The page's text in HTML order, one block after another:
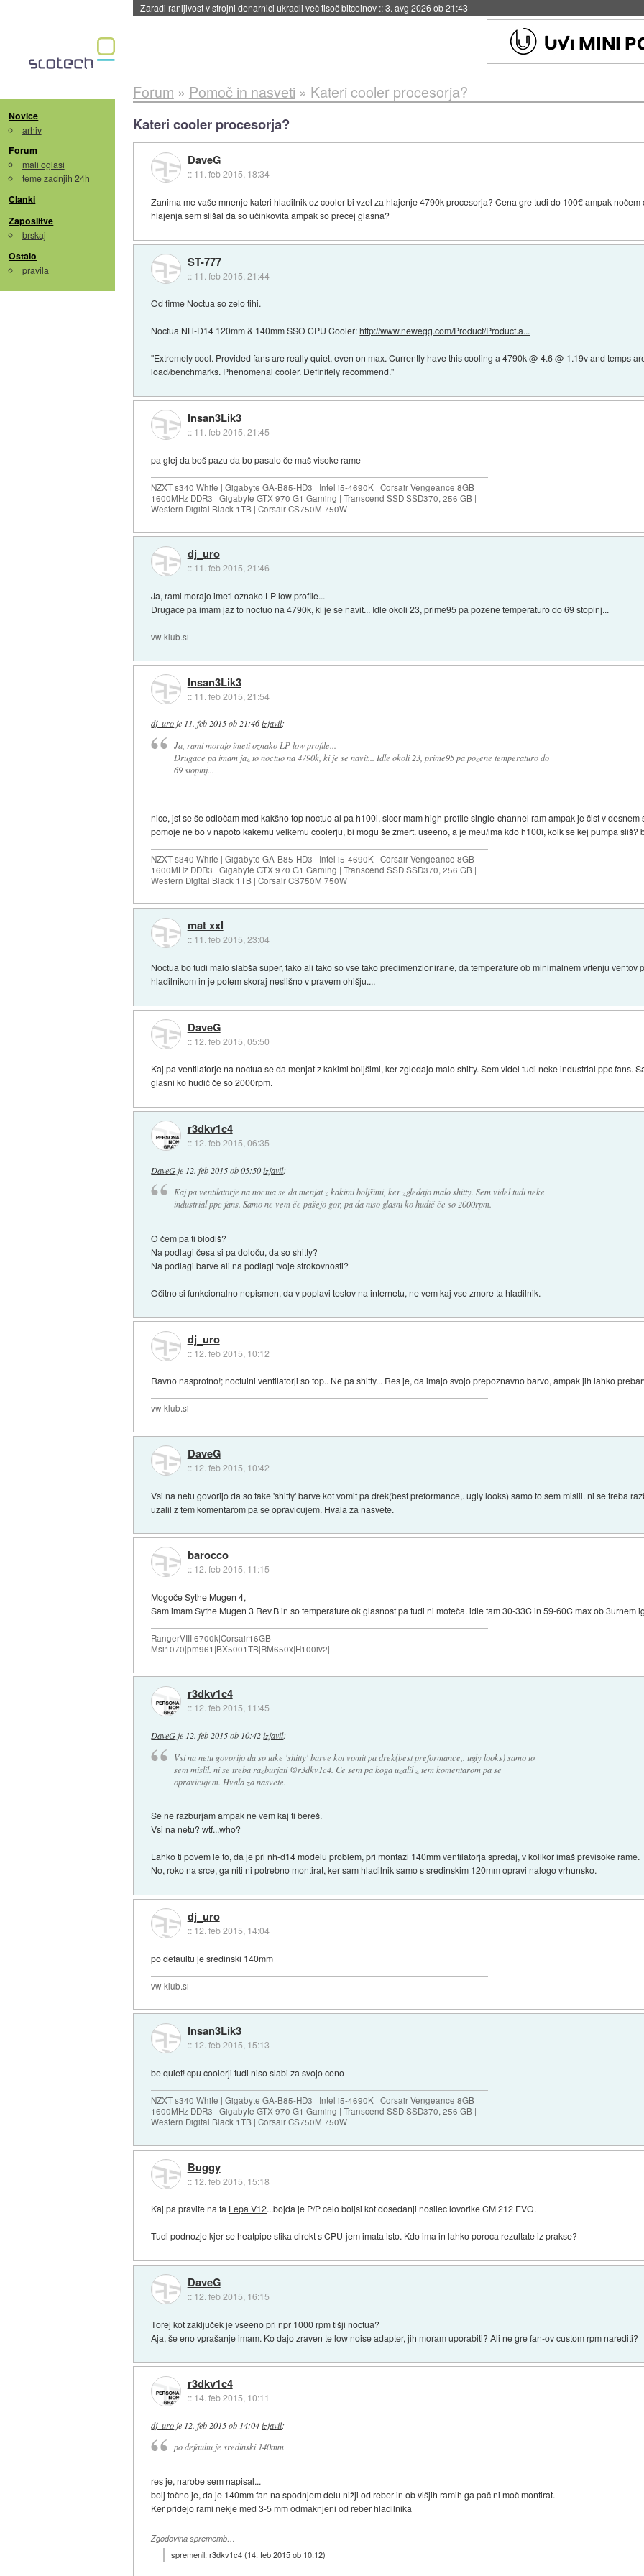
Zaradi ranljivost v strojni denarnici ukradli več tisoč bitcoinov ::3. avg 2026 ob 21:43
Novice
arhiv
Forum
mali oglasi
teme zadnjih 24h
Članki
Zaposlitve
brskaj
Ostalo
pravila
Forum » Pomoč in nasveti » Kateri cooler procesorja?
Kateri cooler procesorja?
DaveG
:: 11. feb 2015, 18:34
Zanima me vaše mnenje kateri hladilnik oz cooler bi vzel za hlajenje 4790k procesorja? Cena gre tudi do 100€ ampak
hlajenja sem slišal da so učinkovita ampak so precej glasna?
ST-777
:: 11. feb 2015, 21:44
Od firme Noctua so zelo tihi.
Noctua NH-D14 120mm & 140mm SSO CPU Cooler:http://www.newegg.com/Product/Product.a...
"Extremely cool. Provided fans are really quiet, even on max. Currently have this cooling a 4790k @ 4.6 @ 1.19v and temps
load/benchmarks. Phenomenal cooler. Definitely recommend."
Insan3Lik3
:: 11. feb 2015, 21:45
pa glej da boš pazu da bo pasalo če maš visoke rame
NZXT s340 White | Gigabyte GA-B85-HD3 | Intel i5-4690K | Corsair Vengeance 8GB
1600MHz DDR3 | Gigabyte GTX 970 G1 Gaming | Transcend SSD SSD370, 256 GB |
Western Digital Black 1TB | Corsair CS750M 750W
dj_uro
:: 11. feb 2015, 21:46
Ja, rami morajo imeti oznako LP low profile...
Drugace pa imam jaz to noctuo na 4790k, ki je se navit... Idle okoli 23, prime95 pa pozene temperaturo do 69 stopinj...
vw-klub.si
Insan3Lik3
:: 11. feb 2015, 21:54
dj_uroje 11. feb 2015 ob 21:46 izjavil:
Ja, rami morajo imeti oznako LP low profile...
Drugace pa imam jaz to noctuo na 4790k, ki je se navit... Idle okoli 23, prime95 pa pozene temperaturo do
69 stopinj...
nice, jst se še odločam med kakšno top noctuo al pa h100i, sicer mam high profile single-channel ram ampak je čist v desnem
pomoje ne bo v napoto kakemu velkemu coolerju, bi mogu še zmert. useeno, a je meu/ima kdo h100i, kolk se kej pumpa sliš?
NZXT s340 White | Gigabyte GA-B85-HD3 | Intel i5-4690K | Corsair Vengeance 8GB
1600MHz DDR3 | Gigabyte GTX 970 G1 Gaming | Transcend SSD SSD370, 256 GB |
Western Digital Black 1TB | Corsair CS750M 750W
mat xxl
:: 11. feb 2015, 23:04
Noctua bo tudi malo slabša super, tako ali tako so vse tako predimenzionirane, da temperature ob minimalnem vrtenju ventov
hladilnikom in je potem skoraj neslišno v pravem ohišju....
DaveG
:: 12. feb 2015, 05:50
Kaj pa ventilatorje na noctua se da menjat z kakimi boljšimi, ker zgledajo malo shitty. Sem videl tudi neke industrial ppc fans.
glasni ko hudič če so 2000rpm.
r3dkv1c4
:: 12. feb 2015, 06:35
DaveG je 12. feb 2015 ob 05:50 izjavil:
Kaj pa ventilatorje na noctua se da menjat z kakimi boljšimi, ker zgledajo malo shitty. Sem videl tudi neke
industrial ppc fans. Samo ne vem če pašejo gor, pa da niso glasni ko hudič če so 2000rpm.
O čem pa ti blodiš?
Na podlagi česa si pa določu, da so shitty?
Na podlagi barve ali na podlagi tvoje strokovnosti?
Očitno si funkcionalno nepismen, da v poplavi testov na internetu, ne vem kaj vse zmore ta hladilnik.
dj_uro
:: 12. feb 2015, 10:12
Ravno nasprotno!; noctuini ventilatorji so top.. Ne pa shitty... Res je, da imajo svojo prepoznavno barvo, ampak jih lahko
vw-klub.si
DaveG
:: 12. feb 2015, 10:42
Vsi na netu govorijo da so take 'shitty' barve kot vomit pa drek(best preformance,. ugly looks) samo to sem mislil. ni se treba
uzalil z tem komentarom pa se opravicujem. Hvala za nasvete.
barocco
:: 12. feb 2015, 11:15
Mogoče Sythe Mugen 4,
Sam imam Sythe Mugen 3 Rev.B in so temperature ok glasnost pa tudi ni moteča. idle tam 30-33C in 59-60C max ob 3urnem
RangerVIII|6700k|Corsair16GB|
Msi1070|pm961|BX5001TB|RM650x|H100iv2|
r3dkv1c4
:: 12. feb 2015, 11:45
DaveG je 12. feb 2015 ob 10:42 izjavil:
Vsi na netu govorijo da so take 'shitty' barve kot vomit pa drek(best preformance,. ugly looks) samo to
sem mislil. ni se treba razburjati @r3dkv1c4. Ce sem pa koga uzalil z tem komentarom pa se
opravicujem. Hvala za nasvete.
Se ne razburjam ampak ne vem kaj ti bereš.
Vsi na netu? wtf...who?
Lahko ti povem le to, da je pri nh-d14 modelu problem, pri montaži 140mm ventilatorja spredaj, v kolikor imaš previsoke rame.
No, roko na srce, ga niti ni potrebno montirat, ker sam hladilnik samo s sredinskim 120mm opravi nalogo vrhunsko.
dj_uro
:: 12. feb 2015, 14:04
po defaultu je sredinski 140mm
vw-klub.si
Insan3Lik3
:: 12. feb 2015, 15:13
be quiet! cpu coolerji tudi niso slabi za svojo ceno
NZXT s340 White | Gigabyte GA-B85-HD3 | Intel i5-4690K | Corsair Vengeance 8GB
1600MHz DDR3 | Gigabyte GTX 970 G1 Gaming | Transcend SSD SSD370, 256 GB |
Western Digital Black 1TB | Corsair CS750M 750W
Buggy
:: 12. feb 2015, 15:18
Kaj pa pravite na ta Lepa V12...bojda je P/P celo boljsi kot dosedanji nosilec lovorike CM 212 EVO.
Tudi podnozje kjer se heatpipe stika direkt s CPU-jem imata isto. Kdo ima in lahko poroca rezultate iz prakse?
DaveG
:: 12. feb 2015, 16:15
Torej kot zaključek je vseeno pri npr 1000 rpm tišji noctua?
Aja, še eno vprašanje imam. Ko dajo zraven te low noise adapter, jih moram uporabiti? Ali ne gre fan-ov custom rpm narediti?
r3dkv1c4
:: 14. feb 2015, 10:11
dj_uro je 12. feb 2015 ob 14:04 izjavil:
po defaultu je sredinski 140mm
res je, narobe sem napisal...
bolj točno je, da je 140mm fan na spodnjem delu nižji od reber in ob višjih ramih ga pač ni moč montirat.
Ker pridejo rami nekje med 3-5 mm odmaknjeni od reber hladilnika
Zgodovina sprememb…
spremenil:r3dkv1c4(14. feb 2015 ob 10:12)